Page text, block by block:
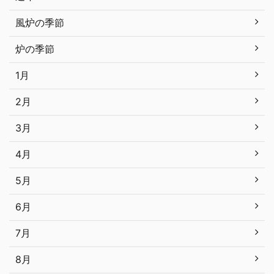
風炉の季節
炉の季節
1月
2月
3月
4月
5月
6月
7月
8月